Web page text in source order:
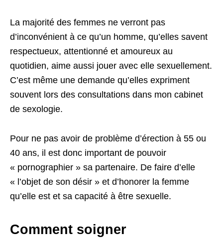
La majorité des femmes ne verront pas
d’inconvénient à ce qu’un homme, qu’elles savent
respectueux, attentionné et amoureux au
quotidien, aime aussi jouer avec elle sexuellement.
C’est même une demande qu’elles expriment
souvent lors des consultations dans mon cabinet
de sexologie.
Pour ne pas avoir de problème d’érection à 55 ou
40 ans, il est donc important de pouvoir
« pornographier » sa partenaire. De faire d’elle
« l’objet de son désir » et d’honorer la femme
qu’elle est et sa capacité à être sexuelle.
Comment soigner